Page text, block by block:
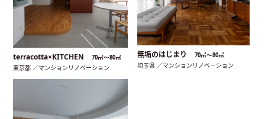
terracotta×KITCHEN 70㎡〜80㎡
東京都 ／マンションリノベーション
無垢のはじまり 70㎡〜80㎡
埼玉県 ／マンションリノベーション